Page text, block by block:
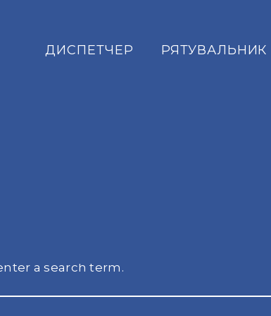
ДИСПЕТЧЕР РЯТУВАЛЬНИК